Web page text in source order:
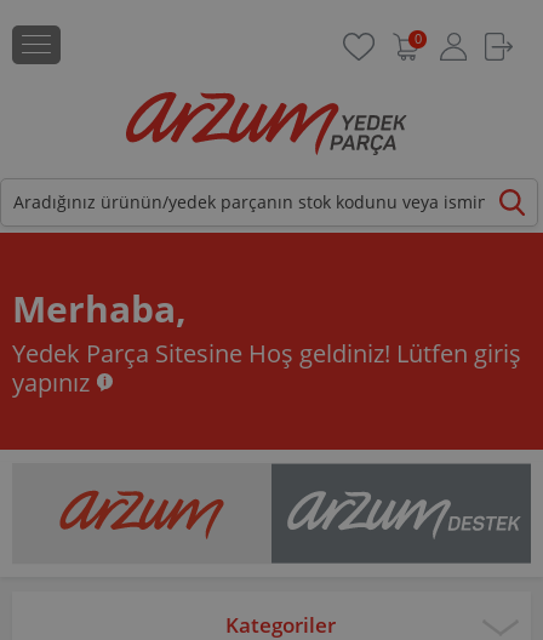
0
Merhaba,
Yedek Parça Sitesine Hoş geldiniz! Lütfen giriş
yapınız
Kategoriler